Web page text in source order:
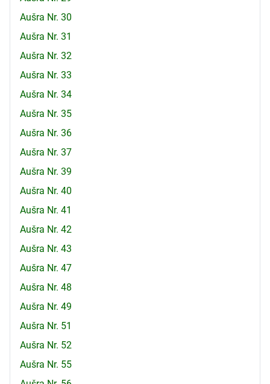
Aušra Nr. 30
Aušra Nr. 31
Aušra Nr. 32
Aušra Nr. 33
Aušra Nr. 34
Aušra Nr. 35
Aušra Nr. 36
Aušra Nr. 37
Aušra Nr. 39
Aušra Nr. 40
Aušra Nr. 41
Aušra Nr. 42
Aušra Nr. 43
Aušra Nr. 47
Aušra Nr. 48
Aušra Nr. 49
Aušra Nr. 51
Aušra Nr. 52
Aušra Nr. 55